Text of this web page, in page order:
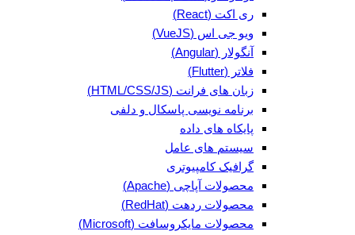
ری اکت (React)
ویو جی اس (VueJS)
آنگولار (Angular)
فلاتر (Flutter)
زبان های فرانت (HTML/CSS/JS)
برنامه نویسی پاسکال و دلفی
پایکاه های داده
سیستم های عامل
گرافیک کامپیوتری
محصولات آپاچی (Apache)
محصولات ردهت (RedHat)
محصولات مایکروسافت (Microsoft)